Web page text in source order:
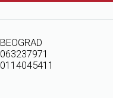
BEOGRAD
063237971
0114045411